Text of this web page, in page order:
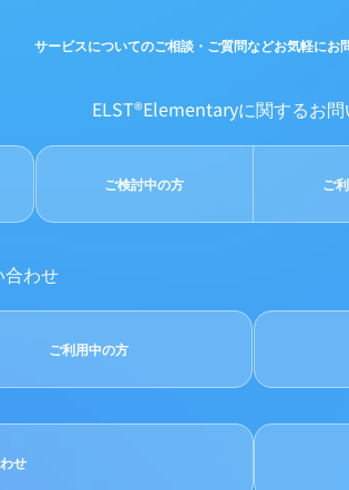
サービスについてのご相談・ご質問などお気軽にお
ELST®Elementaryに関するお
ご検討中の方 ご
わせ
ご利用中の方
せ